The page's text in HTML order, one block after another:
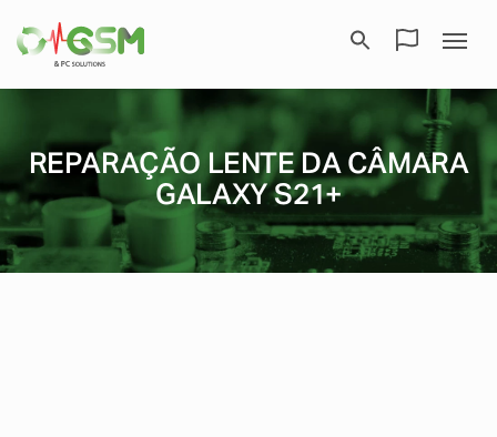
REPARAÇÃO LENTE DA CÂMARA
GALAXY S21+